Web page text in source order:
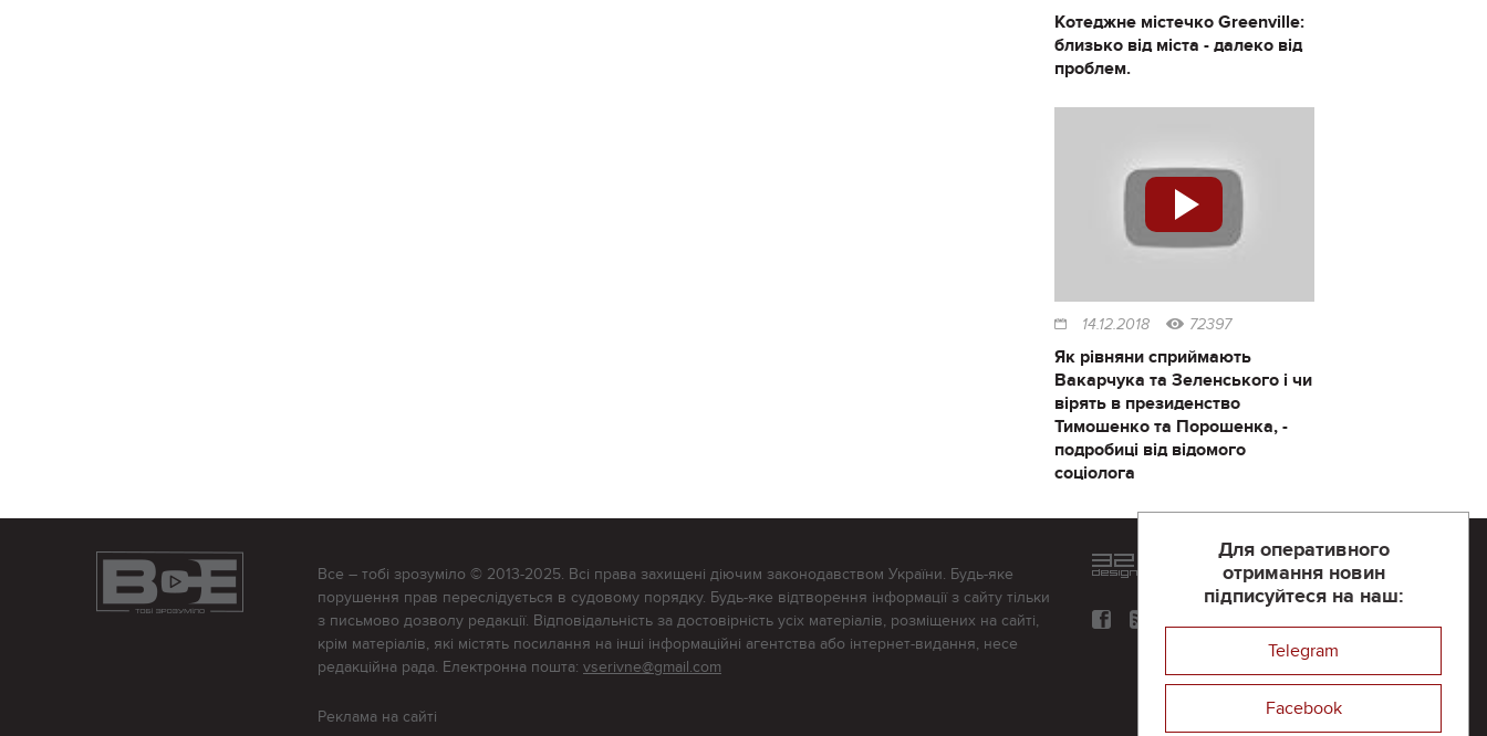
Котеджне містечко Greenville:
близько від міста - далеко від
проблем.
14.12.2018 72397
Як рівняни сприймають
Вакарчука та Зеленського і чи
вірять в президенство
Тимошенко та Порошенка, -
подробиці від відомого
соціолога
Для оперативного
отримання новин
підписуйтеся на наш:
Telegram
Facebook
Все – тобі зрозуміло © 2013-2025. Всі права захищені діючим законодавством України. Будь-яке
порушення прав переслідується в судовому порядку. Будь-яке відтворення інформації з сайту тільки
з письмово дозволу редакції. Відповідальність за достовірність усіх матеріалів, розміщених на сайті,
крім матеріалів, які містять посилання на інші інформаційні агентства або інтернет-видання, несе
редакційна рада. Електронна пошта: vserivne@gmail.com
Реклама на сайті
Розроблений та підтримується
компанії 32х32